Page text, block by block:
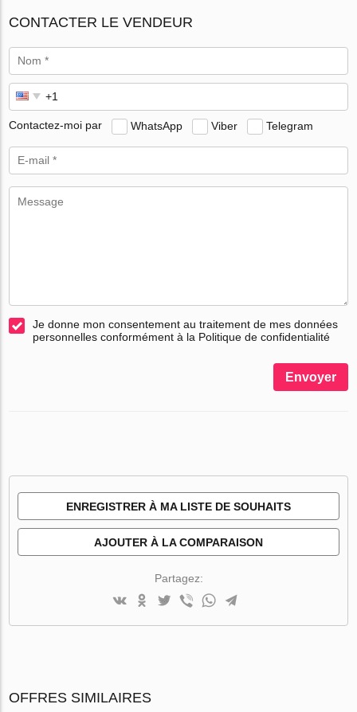
CONTACTER LE VENDEUR
Contactez-moi par WhatsApp Viber Telegram
Je donne mon consentement au traitement de mes données
personnelles conformément à la Politique de confidentialité
Envoyer
ENREGISTRER À MA LISTE DE SOUHAITS
AJOUTER À LA COMPARAISON
Partagez:
OFFRES SIMILAIRES